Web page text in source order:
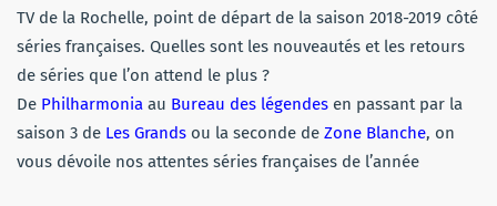
TV de la Rochelle, point de départ de la saison 2018-2019 côté
séries françaises. Quelles sont les nouveautés et les retours
de séries que l’on attend le plus ?
De Philharmonia au Bureau des légendes en passant par la
saison 3 de Les Grands ou la seconde de Zone Blanche, on
vous dévoile nos attentes séries françaises de l’année